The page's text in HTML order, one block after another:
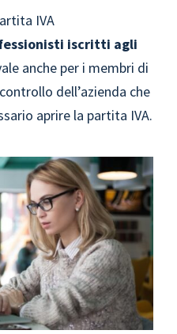
IVA
iscritti agli
anche per i membri di
dell’azienda che
aprire la partita IVA.